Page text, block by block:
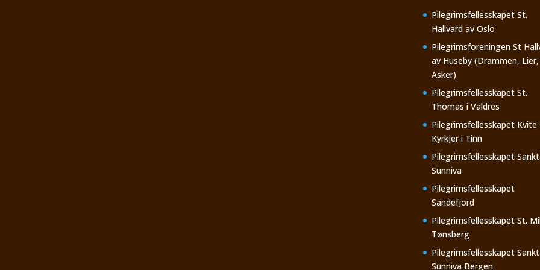
Pilegrimsfellesskapet St.
Hallvard av Oslo
Pilegrimsforeningen St
av Huseby (Drammen, Lier,
Asker)
Pilegrimsfellesskapet St.
Thomas i Valdres
Pilegrimsfellesskapet Kvite
Kyrkjer i Tinn
Pilegrimsfellesskapet
Sunniva
Pilegrimsfellesskapet
Sandefjord
Pilegrimsfellesskapet St.
Tønsberg
Pilegrimsfellesskapet
Sunniva Bergen